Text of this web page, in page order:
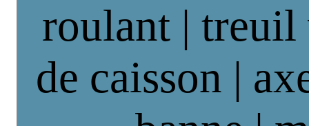
roulant |
de caisson |